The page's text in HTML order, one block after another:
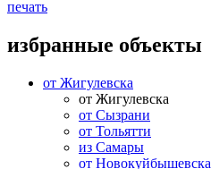
печать
избранные объекты
от Жигулевска
от Жигулевска
от Сызрани
от Тольятти
из Самары
от Новокуйбышевска